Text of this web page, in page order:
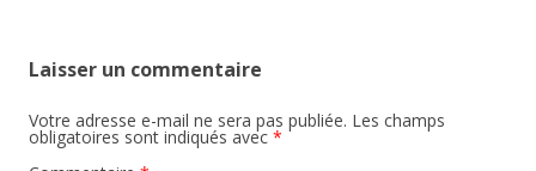
Laisser un commentaire
Votre adresse e-mail ne sera pas publiée. Les champs
obligatoires sont indiqués avec *